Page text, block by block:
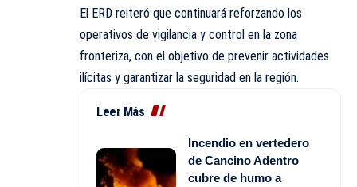
El ERD reiteró que continuará reforzando los
operativos de vigilancia y control en la zona
fronteriza, con el objetivo de prevenir actividades
ilícitas y garantizar la seguridad en la región.
Leer Más
Incendio en vertedero
de Cancino Adentro
cubre de humo a